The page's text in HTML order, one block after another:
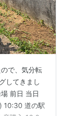
で、気分転
してきまし
前日 当日
10:30 道の駅